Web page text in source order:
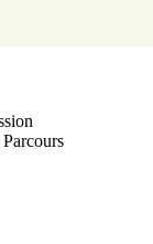
Parcours